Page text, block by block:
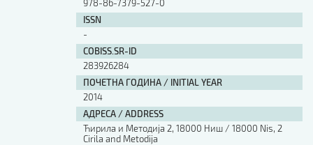
978-86-7379-527-0
ISSN
-
COBISS.SR-ID
283926284
ПОЧЕТНА ГОДИНА / INITIAL YEAR
2014
АДРЕСА / ADDRESS
Ћирила и Методија 2, 18000 Ниш / 18000 Nis, 2
Cirila and Metodija